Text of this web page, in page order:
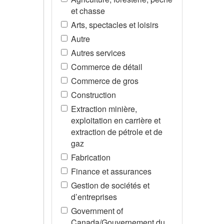
et chasse
Arts, spectacles et loisirs
Autre
Autres services
Commerce de détail
Commerce de gros
Construction
Extraction minière,
exploitation en carrière et
extraction de pétrole et de
gaz
Fabrication
Finance et assurances
Gestion de sociétés et
d’entreprises
Government of